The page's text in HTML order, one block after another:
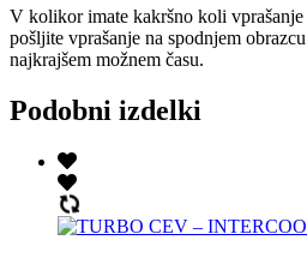
V kolikor imate kakršno koli
pošljite vprašanje na spodnjem
najkrajšem možnem času.
Podobni izdelki